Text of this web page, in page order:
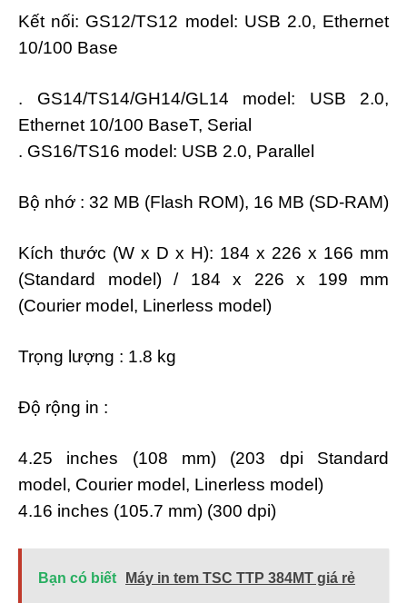
Kết nối: GS12/TS12 model: USB 2.0, Ethernet
10/100 Base
. GS14/TS14/GH14/GL14 model: USB 2.0,
Ethernet 10/100 BaseT, Serial
. GS16/TS16 model: USB 2.0, Parallel
Bộ nhớ : 32 MB (Flash ROM), 16 MB (SD-RAM)
Kích thước (W x D x H): 184 x 226 x 166 mm
(Standard model) / 184 x 226 x 199 mm
(Courier model, Linerless model)
Trọng lượng : 1.8 kg
Độ rộng in :
4.25 inches (108 mm) (203 dpi Standard
model, Courier model, Linerless model)
4.16 inches (105.7 mm) (300 dpi)
Bạn có biết Máy in tem TSC TTP 384MT giá rẻ